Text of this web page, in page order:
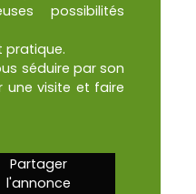
possibilités
pratique.
séduire par son
une visite et faire
Partager
l'annonce